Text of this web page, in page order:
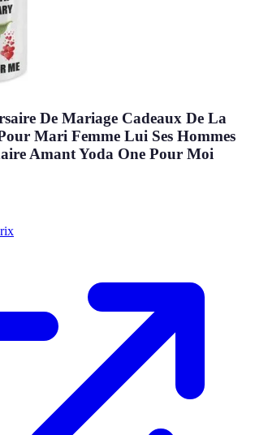
De Mariage Cadeaux De La
Mari Femme Lui Ses Hommes
Amant Yoda One Pour Moi